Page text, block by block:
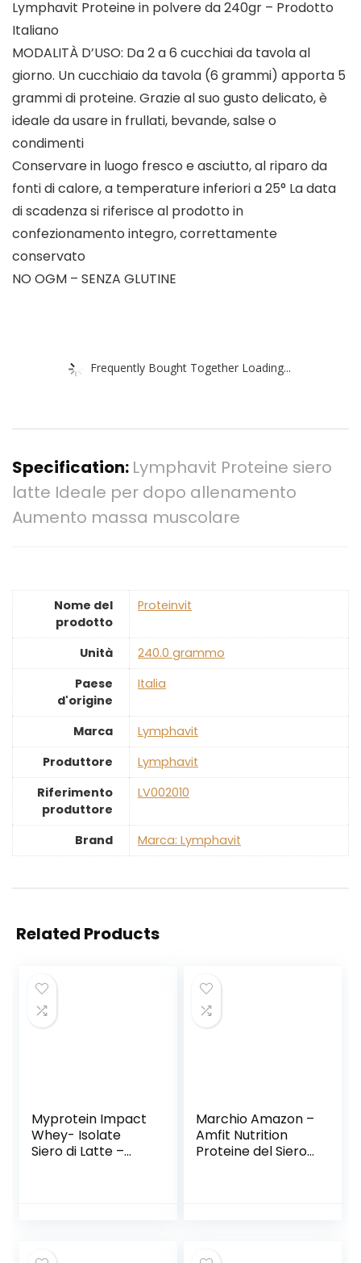
Lymphavit Proteine in polvere da 240gr – Prodotto
Italiano
MODALITÀ D’USO: Da 2 a 6 cucchiai da tavola al
giorno. Un cucchiaio da tavola (6 grammi) apporta 5
grammi di proteine. Grazie al suo gusto delicato, è
ideale da usare in frullati, bevande, salse o
condimenti
Conservare in luogo fresco e asciutto, al riparo da
fonti di calore, a temperature inferiori a 25° La data
di scadenza si riferisce al prodotto in
confezionamento integro, correttamente
conservato
NO OGM – SENZA GLUTINE
Frequently Bought Together Loading...
Specification: Lymphavit Proteine siero
latte Ideale per dopo allenamento
Aumento massa muscolare
Nome del
prodotto
‎Proteinvit
Unità
‎240.0 grammo
Paese
d'origine
‎Italia
Marca
‎Lymphavit
Produttore
‎Lymphavit
Riferimento
produttore
‎LV002010
Brand Marca: Lymphavit
Related Products
Myprotein Impact
Whey- Isolate
Siero di Latte –
Marchio Amazon –
Amfit Nutrition
Proteine del Siero